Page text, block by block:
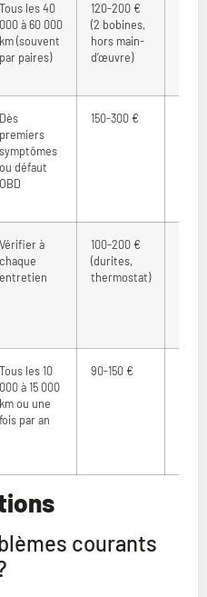
Tous les 40
000 à 60 000
km (souvent
par paires)
120-200 €
(2 bobines,
hors main-
d’œuvre)
Dès
premiers
symptômes
ou défaut
OBD
150-300 €
Vérifier à
chaque
entretien
100-200 €
(durites,
thermostat)
Tous les 10
000 à 15 000
km ou une
fois par an
90-150 €
courants